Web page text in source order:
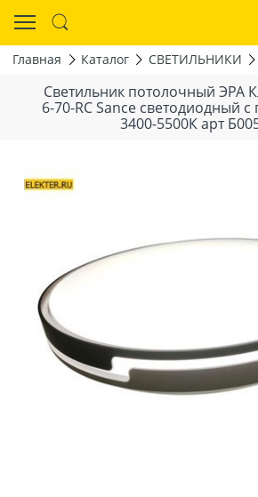
Главная Каталог СВЕТИЛЬНИКИ
Светильник потолочный ЭРА
6-70-RC Sance светодиодный
3400-5500К арт